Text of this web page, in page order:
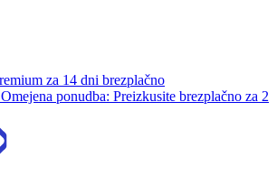
za 14 dni brezplačno
Omejena ponudba: Preizkusite brezplačno za 2